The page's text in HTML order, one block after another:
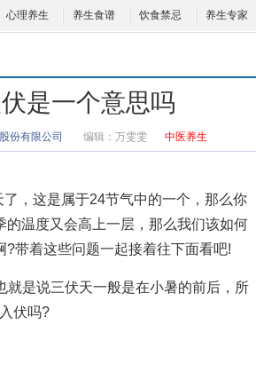
心理养生 养生食谱 饮食禁忌 养生专家
是一个意思吗
份有限公司 编辑： 万雯雯 中医养生
，这是属于24节气中的一个，那么你
温度又会高上一层，那么我们该如何
带着这些问题一起接着往下面看吧!
是说三伏天一般是在小暑的前后，所
伏吗?